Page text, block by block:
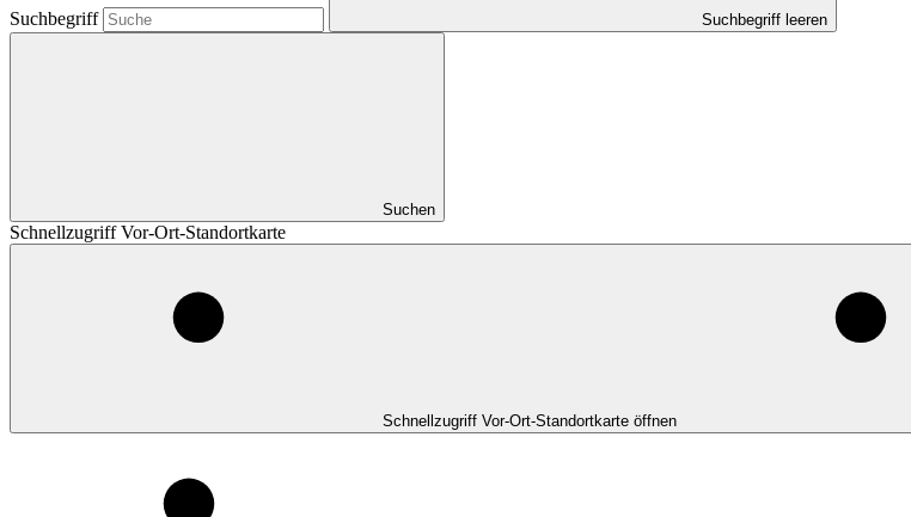
Suchbegriff Suchbegriff leeren
Suchen
Schnellzugriff Vor-Ort-Standortkarte
Schnellzugriff Vor-Ort-Standortkarte öffnen